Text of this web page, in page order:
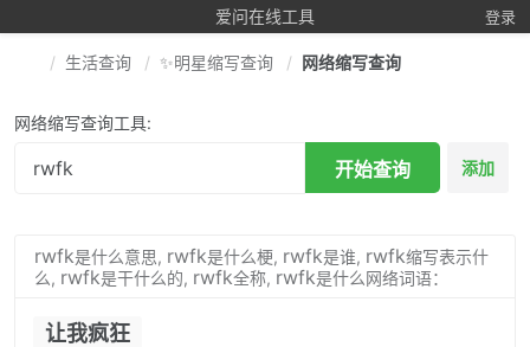
爱问在线工具 登录
生活查询 ✨明星缩写查询 网络缩写查询
网络缩写查询工具:
开始查询 添加
rwfk是什么意思, rwfk是什么梗, rwfk是谁, rwfk缩写表示什
么, rwfk是干什么的, rwfk全称, rwfk是什么网络词语：
让我疯狂